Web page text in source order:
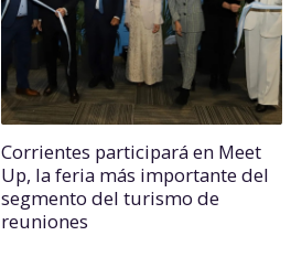
Corrientes participará en Meet
Up, la feria más importante del
segmento del turismo de
reuniones